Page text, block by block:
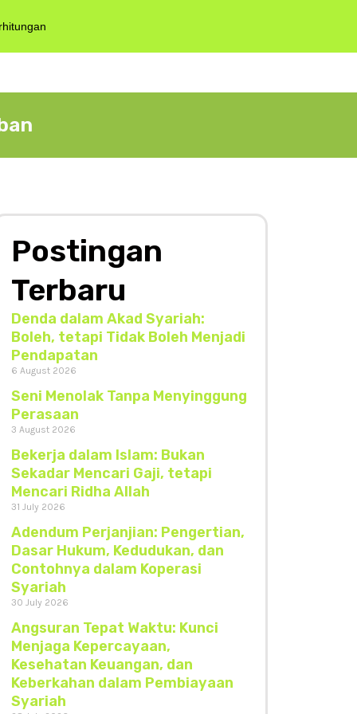
Postingan
Terbaru
Denda dalam Akad Syariah:
Boleh, tetapi Tidak Boleh Menjadi
Pendapatan
6 August 2026
Seni Menolak Tanpa Menyinggung
Perasaan
3 August 2026
Bekerja dalam Islam: Bukan
Sekadar Mencari Gaji, tetapi
Mencari Ridha Allah
31 July 2026
Adendum Perjanjian: Pengertian,
Dasar Hukum, Kedudukan, dan
Contohnya dalam Koperasi
Syariah
30 July 2026
Angsuran Tepat Waktu: Kunci
Menjaga Kepercayaan,
Kesehatan Keuangan, dan
Keberkahan dalam Pembiayaan
Syariah